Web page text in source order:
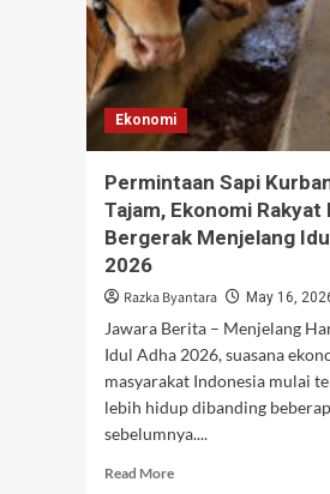
Ekonomi
Permintaan Sapi
Tajam, Ekonomi Rakyat
Bergerak Menjelang
2026
Razka Byantara May 16,
Jawara Berita – Menjelang
Idul Adha 2026, suasana
masyarakat Indonesia mulai
lebih hidup dibanding
sebelumnya....
Read MoreRead